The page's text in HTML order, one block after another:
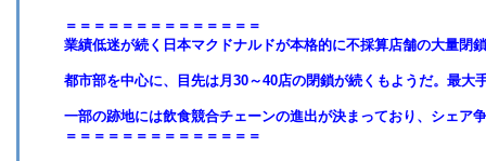
＝＝＝＝＝＝＝＝＝＝＝＝＝＝
業績低迷が続く日本マクドナルドが本格的に不採算店舗の大量閉
都市部を中心に、目先は月30～40店の閉鎖が続くもようだ。最大
一部の跡地には飲食競合チェーンの進出が決まっており、シェア
＝＝＝＝＝＝＝＝＝＝＝＝＝＝